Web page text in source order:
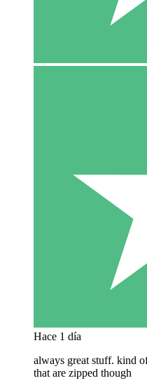
Hace 1 día
always great stuff. kind
that are zipped though